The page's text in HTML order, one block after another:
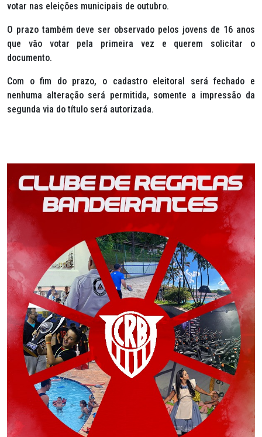
votar nas eleições municipais de outubro.
O prazo também deve ser observado pelos jovens de 16 anos
que vão votar pela primeira vez e querem solicitar o
documento.
Com o fim do prazo, o cadastro eleitoral será fechado e
nenhuma alteração será permitida, somente a impressão da
segunda via do título será autorizada.